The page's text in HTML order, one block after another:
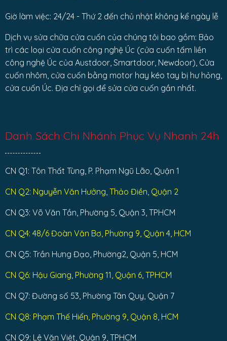
Giờ làm việc: 24/24 - Thứ 2 đến chủ nhật không kể ngày lễ
Dịch vụ sửa chữa cửa cuốn của chúng tôi bao gồm: Bảo
trì các loại cửa cuốn công nghệ Úc (cửa cuốn tấm liền
công nghệ Úc của Austdoor, Smartdoor, Newdoor), Cửa
cuốn nhôm, cửa cuốn bằng motor hay kéo tay bị hư hỏng,
cửa cuốn Úc. Địa chỉ gọi để sửa cửa cuốn gần nhất.
Danh Sách Chi Nhánh Phục Vụ Nhanh 24h
CN Q1: Tôn Thất Tùng, P. Phạm Ngũ Lão, Quận 1
CN Q2: Nguyễn Văn Hưởng, Thảo Điền, Quận 2
CN Q3: Võ Văn Tần, Phường 5, Quận 3, TPHCM
CN Q4: 48/6 Đoàn Văn Bơ, Phường 9, Quận 4, HCM
CN Q5: Trần Hưng Đạo, Phường2, Quận 5, HCM
CN Q6: Hậu Giang, Phường 11, Quận 6, TPHCM
CN Q7: Đường số 53, Phường Tân Quy, Quận 7
CN Q8: Phạm Thế Hiển, Phường 9, Quận 8, HCM
CN Q9: Lê Văn Việt, Quận 9, TPHCM